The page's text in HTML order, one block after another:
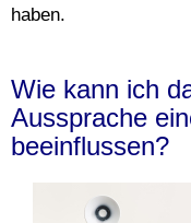
haben.
Wie kann ich
Aussprache
beeinflussen?